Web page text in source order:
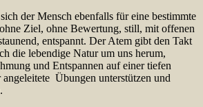
der Mensch ebenfalls für eine bestimmte
Ziel, ohne Bewertung, still, mit offenen
entspannt. Der Atem gibt den Takt
die lebendige Natur um uns herum,
und Entspannen auf einer tiefen
Übungen unterstützen und